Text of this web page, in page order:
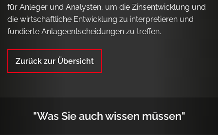
für Anleger und Analysten, um die Zinsentwicklung und
die wirtschaftliche Entwicklung zu interpretieren und
fundierte Anlageentscheidungen zu treffen.
Zurück zur Übersicht
"Was Sie auch wissen müssen"